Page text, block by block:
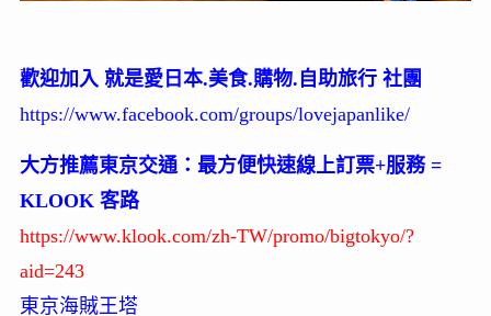
歡迎加入 就是愛日本.美食.購物.自助旅行 社團
https://www.facebook.com/groups/lovejapanlike/
大方推薦東京交通：最方便快速線上訂票+服務 =
KLOOK 客路
https://www.klook.com/zh-TW/promo/bigtokyo/?
aid=243
東京海賊王塔